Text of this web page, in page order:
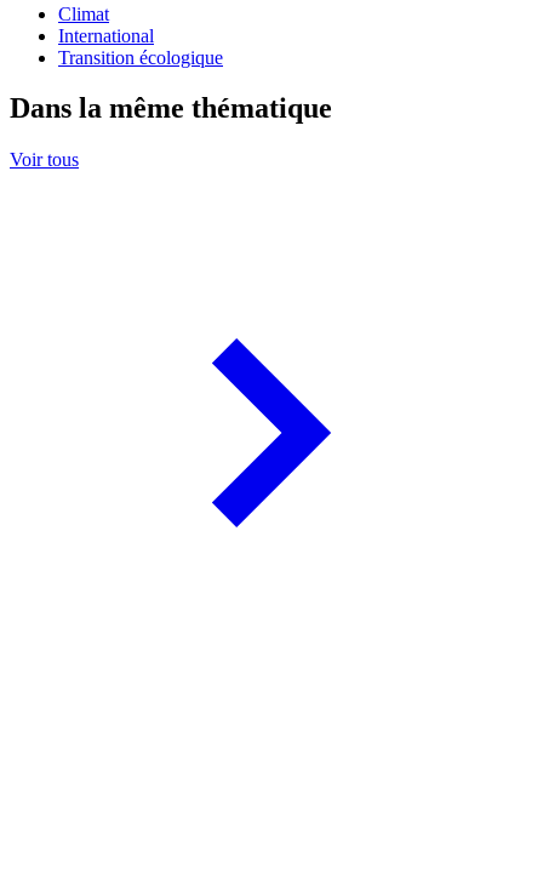
Climat
International
Transition écologique
Dans la même thématique
Voir tous